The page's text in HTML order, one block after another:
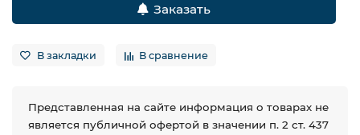
Заказать
В закладки В сравнение
Представленная на сайте информация о товарах не
является публичной офертой в значении п. 2 ст. 437